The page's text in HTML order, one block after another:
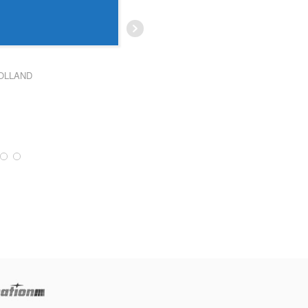
avez
Lire la suite